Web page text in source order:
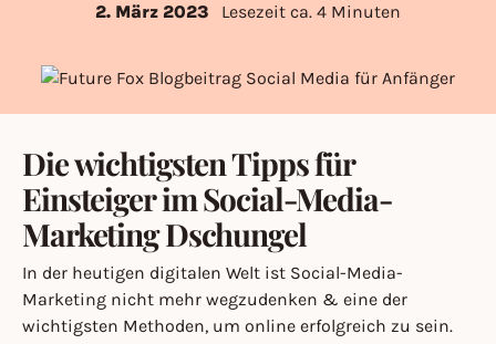
2. März 2023 Lesezeit ca. 4 Minuten
Die wichtigsten Tipps für
Einsteiger im Social-Media-
Marketing Dschungel
In der heutigen digitalen Welt ist Social-Media-
Marketing nicht mehr wegzudenken & eine der
wichtigsten Methoden, um online erfolgreich zu sein.